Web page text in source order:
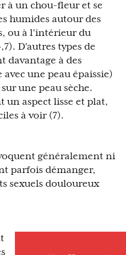
à un chou-fleur et se
humides autour des
ou à l'intérieur du
D'autres types de
davantage à des
avec une peau épaissie)
une peau sèche.
un aspect lisse et plat,
à voir (7).
généralement ni
parfois démanger,
sexuels douloureux